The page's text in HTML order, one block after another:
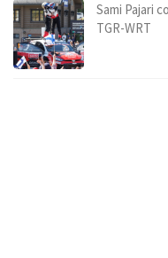
Sami Pajari
TGR-WRT